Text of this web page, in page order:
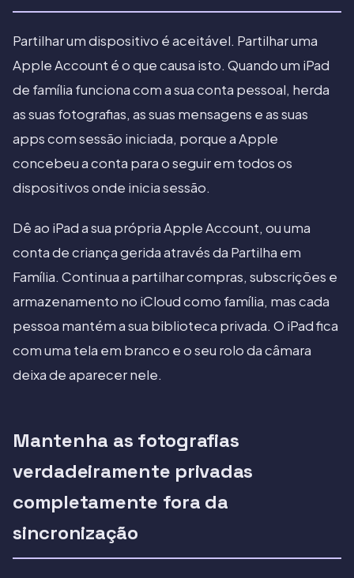
Partilhar um dispositivo é aceitável. Partilhar uma
Apple Account é o que causa isto. Quando um iPad
de família funciona com a sua conta pessoal, herda
as suas fotografias, as suas mensagens e as suas
apps com sessão iniciada, porque a Apple
concebeu a conta para o seguir em todos os
dispositivos onde inicia sessão.
Dê ao iPad a sua própria Apple Account, ou uma
conta de criança gerida através da Partilha em
Família. Continua a partilhar compras, subscrições e
armazenamento no iCloud como família, mas cada
pessoa mantém a sua biblioteca privada. O iPad fica
com uma tela em branco e o seu rolo da câmara
deixa de aparecer nele.
Mantenha as fotografias
verdadeiramente privadas
completamente fora da
sincronização